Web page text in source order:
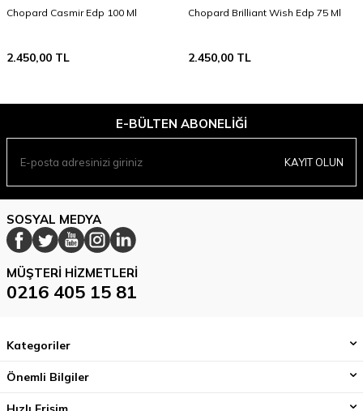
Chopard Casmir Edp 100 Ml
2.450,00 TL
Chopard Brilliant Wish Edp 75 Ml
2.450,00 TL
E-BÜLTEN ABONELIĞI
KAYIT OLUN
SOSYAL MEDYA
MÜŞTERI HIZMETLERI
0216 405 15 81
Kategoriler
Önemli Bilgiler